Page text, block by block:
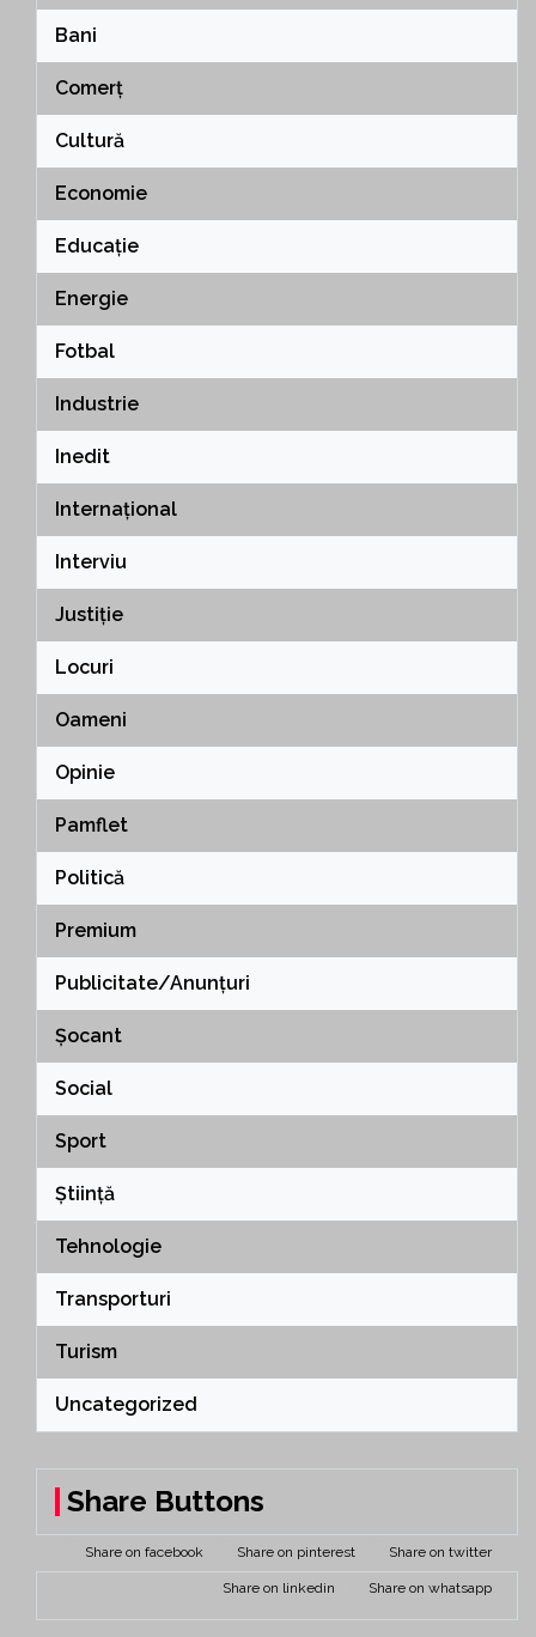
Bani
Comerț
Cultură
Economie
Educație
Energie
Fotbal
Industrie
Inedit
Internațional
Interviu
Justiție
Locuri
Oameni
Opinie
Pamflet
Politică
Premium
Publicitate/Anunțuri
Șocant
Social
Sport
Știință
Tehnologie
Transporturi
Turism
Uncategorized
Share Buttons